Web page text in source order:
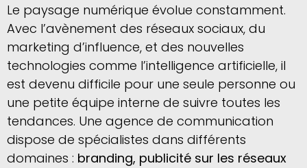
Le paysage numérique évolue constamment.
Avec l’avènement des réseaux sociaux, du
marketing d’influence, et des nouvelles
technologies comme l’intelligence artificielle, il
est devenu difficile pour une seule personne ou
une petite équipe interne de suivre toutes les
tendances. Une agence de communication
dispose de spécialistes dans différents
domaines : branding, publicité sur les réseaux